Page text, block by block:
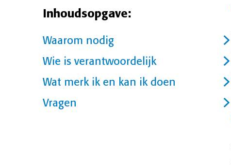
Inhoudsopgave:
Waarom nodig
Wie is verantwoordelijk
Wat merk ik en kan ik doen
Vragen